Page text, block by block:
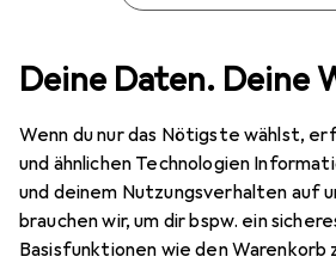
Deine Daten. Deine
Wenn du nur das Nötigste wählst,
und ähnlichen Technologien
und deinem Nutzungsverhalten auf
brauchen wir, um dir bspw. ein
Basisfunktionen wie den Warenkorb
Regal Vicco
EUR
273,58
80 x 60 x 82 cm